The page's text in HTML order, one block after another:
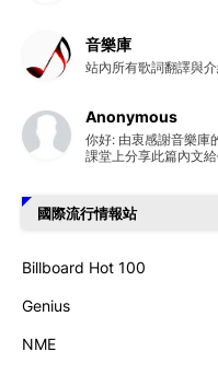
音樂庫
站內所有歌詞翻譯與
Anonymous
你好: 由衷感謝音樂庫
課堂上分享此篇內文
國際流行情報站
Billboard Hot 100
Genius
NME